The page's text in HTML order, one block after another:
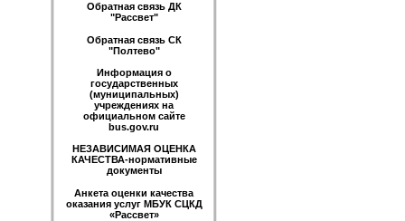
Обратная связь ДК
"Рассвет"
Обратная связь СК
"Полтево"
Информация о
государственных
(муниципальных)
учреждениях на
официальном сайте
bus.gov.ru
НЕЗАВИСИМАЯ ОЦЕНКА
КАЧЕСТВА-нормативные
документы
Анкета оценки качества
оказания услуг МБУК СЦКД
«Рассвет»